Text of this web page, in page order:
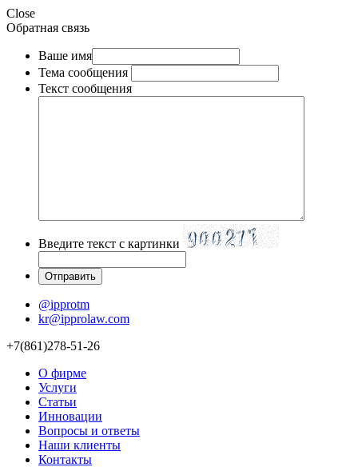
Close
Обратная связь
Ваше имя
Тема сообщения
Текст сообщения
Введите текст с картинки
@ipprotm
kr@ipprolaw.com
+7(861)278-51-26
О фирме
Услуги
Статьи
Инновации
Вопросы и ответы
Наши клиенты
Контакты